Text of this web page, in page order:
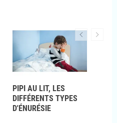
PIPI AU LIT, LES
DIFFÉRENTS TYPES
D'ÉNURÉSIE